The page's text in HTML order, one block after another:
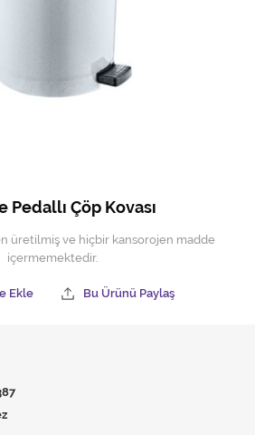
Pedallı Çöp Kovası
üretilmiş ve hiçbir kansorojen madde
içermemektedir.
Ekle Bu Ürünü Paylaş